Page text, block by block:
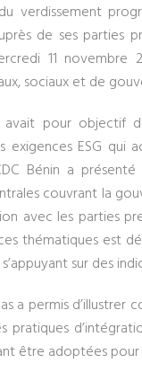
verdissement
de ses parties
11 novembre
sociaux et de
pour objectif
exigences ESG qui
Bénin a
couvrant la
avec les parties
thématiques est
sur des
a permis
pratiques
être adoptées